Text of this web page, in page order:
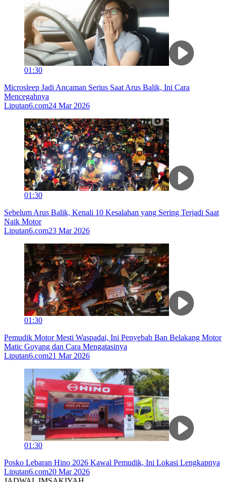
01:30
Microsleep Jadi Ancaman Serius Saat Arus Balik, Ini Cara
Mencegahnya
Liputan6.com24 Mar 2026
01:30
Sebelum Arus Balik, Kenali 10 Kesalahan yang Sering Terjadi Saat
Naik Motor
Liputan6.com23 Mar 2026
01:30
Pemudik Motor Mesti Waspadai, Ini Penyebab Ban Belakang Motor
Matic Goyang dan Cara Mengatasinya
Liputan6.com21 Mar 2026
01:30
Posko Lebaran Hino 2026 Kawal Pemudik, Ini Lokasi Lengkapnya
Liputan6.com20 Mar 2026